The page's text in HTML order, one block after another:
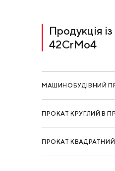
Продукція із
42CrMo4
МАШИНОБУДІВНИЙ
ПРОКАТ КРУГЛИЙ В
ПРОКАТ